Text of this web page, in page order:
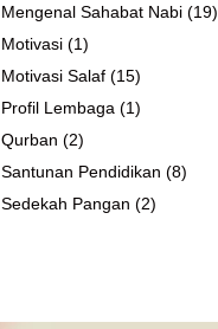
Mengenal Sahabat Nabi (19)
Motivasi (1)
Motivasi Salaf (15)
Profil Lembaga (1)
Qurban (2)
Santunan Pendidikan (8)
Sedekah Pangan (2)